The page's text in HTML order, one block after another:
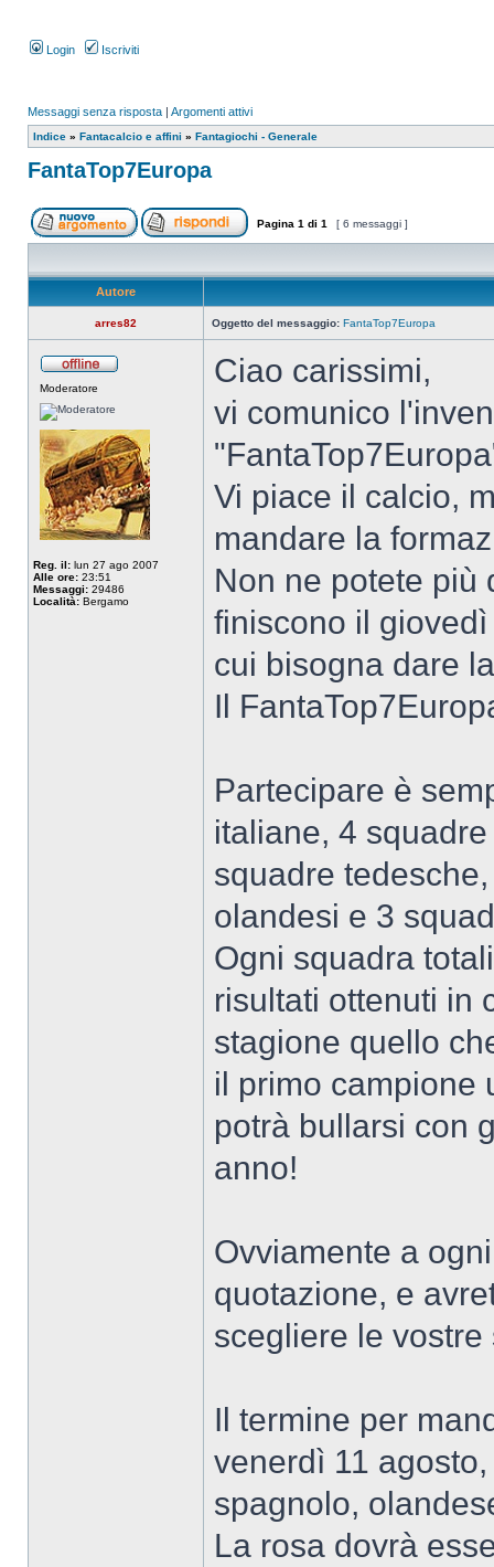
Login Iscriviti
Messaggi senza risposta | Argomenti attivi
Indice » Fantacalcio e affini » Fantagiochi - Generale
FantaTop7Europa
Pagina 1 di 1 [ 6 messaggi ]
Autore
arres82 Oggetto del messaggio: FantaTop7Europa
Moderatore
Reg. il: lun 27 ago 2007
Alle ore: 23:51
Messaggi: 29486
Località: Bergamo
Ciao carissimi,
vi comunico
Vi piace il calcio,
mandare la
Non ne potete più
finiscono il
cui bisogna dare
Il
Partecipare è
italiane, 4
squadre
olandesi e 3
Ogni squadra
risultati ottenuti in
stagione quello
il primo campione
potrà bullarsi con
anno!
Ovviamente a
quotazione, e
scegliere le vostre
Il termine per
venerdì 11
spagnolo,
La rosa dovrà